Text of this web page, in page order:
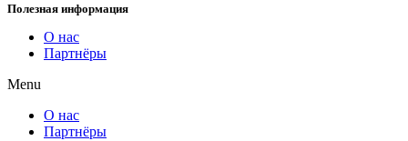
Полезная информация
О нас
Партнёры
Menu
О нас
Партнёры